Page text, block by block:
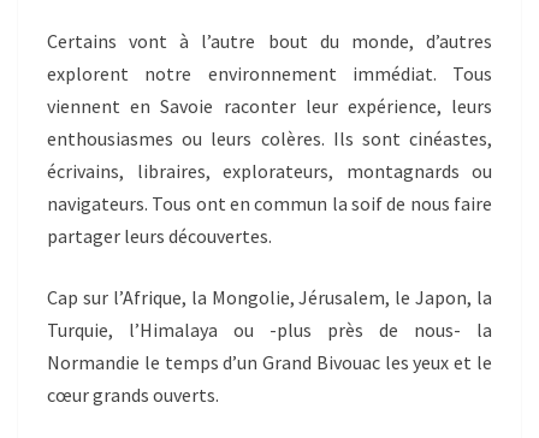
Certains vont à l’autre bout du monde, d’autres
explorent notre environnement immédiat. Tous
viennent en Savoie raconter leur expérience, leurs
enthousiasmes ou leurs colères. Ils sont cinéastes,
écrivains, libraires, explorateurs, montagnards ou
navigateurs. Tous ont en commun la soif de nous faire
partager leurs découvertes.
Cap sur l’Afrique, la Mongolie, Jérusalem, le Japon, la
Turquie, l’Himalaya ou -plus près de nous- la
Normandie le temps d’un Grand Bivouac les yeux et le
cœur grands ouverts.